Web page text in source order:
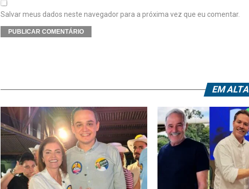
Salvar meus dados neste navegador para a próxima vez que eu comentar.
EM ALTA